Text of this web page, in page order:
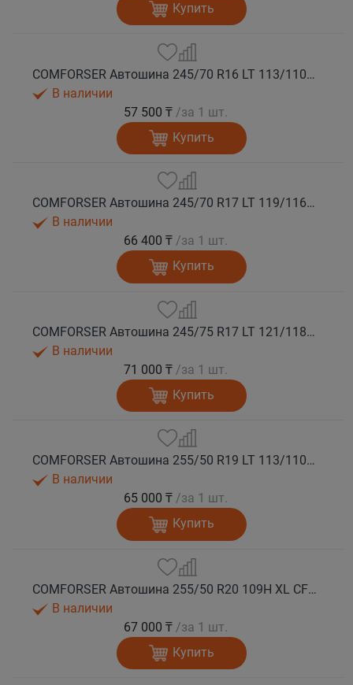
Купить
COMFORSER Автошина 245/70 R16 LT 113/110S CF1100 8PR RWL лето
В наличии
57 500 ₸ /за 1 шт.
Купить
COMFORSER Автошина 245/70 R17 LT 119/116S CF1100 10PR RWL лето
В наличии
66 400 ₸ /за 1 шт.
Купить
COMFORSER Автошина 245/75 R17 LT 121/118S CF1100 10PR RWL лето
В наличии
71 000 ₸ /за 1 шт.
Купить
COMFORSER Автошина 255/50 R19 LT 113/110S CF1100 RWL лето
В наличии
65 000 ₸ /за 1 шт.
Купить
COMFORSER Автошина 255/50 R20 109H XL CF1100 RWL лето
В наличии
67 000 ₸ /за 1 шт.
Купить